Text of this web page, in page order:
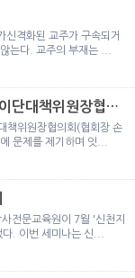
색
격화된 교주가 구속되거
는다. 교주의 부재는 ...
단대책위원장협의
책위원장협의회(협회장 손
문제를 제기하며 잇...
전문교육원이 7월 '신천지
. 이번 세미나는 신...